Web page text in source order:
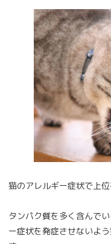
猫のアレルギー症状で上
タンパク質を多く含んで
ー症状を発症させないよ